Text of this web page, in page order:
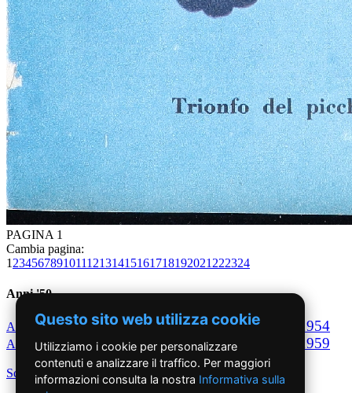
PAGINA 1
Cambia pagina:
1 23456789101112131415161718192021 222324
Anni '50
Anno1950Anno1951 Anno1952 Anno1953 1954
Anno 1955Anno1956 Anno1957Anno1958 1959
Scegli per decennio
Questo sito web utilizza cookie
Utilizziamo i cookie per personalizzare
contenuti e analizzare il traffico. Per maggiori
informazioni consulta la nostra Informativa sulla